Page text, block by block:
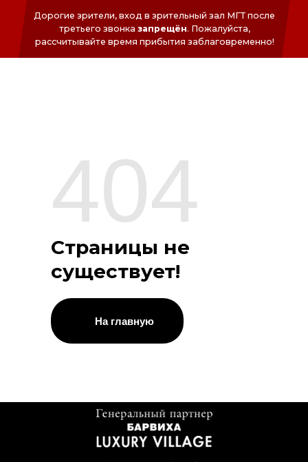
третьего звонка запрещён. Пожалуйста,
раcсчитывайте время прибытия заблаговременно!
404
Страницы не
существует!
На главную